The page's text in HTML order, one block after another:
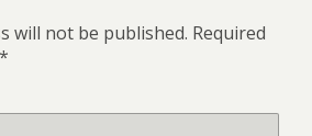
will not be published. Required
*